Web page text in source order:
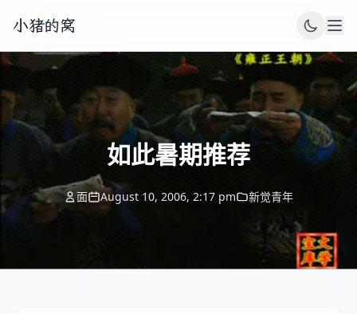
小猪的窝
如此暑期推荐
面 August 10, 2006, 2:17 pm 新觉青年